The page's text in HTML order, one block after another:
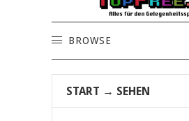
BROWSE
START → SEHEN